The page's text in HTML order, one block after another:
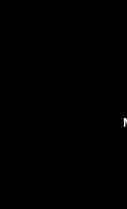
Mailoに関する更な